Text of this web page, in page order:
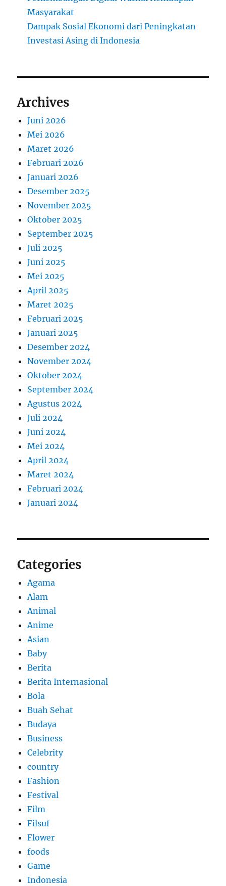
Masyarakat
Dampak Sosial Ekonomi dari Peningkatan
Investasi Asing di Indonesia
Archives
Juni 2026
Mei 2026
Maret 2026
Februari 2026
Januari 2026
Desember 2025
November 2025
Oktober 2025
September 2025
Juli 2025
Juni 2025
Mei 2025
April 2025
Maret 2025
Februari 2025
Januari 2025
Desember 2024
November 2024
Oktober 2024
September 2024
Agustus 2024
Juli 2024
Juni 2024
Mei 2024
April 2024
Maret 2024
Februari 2024
Januari 2024
Categories
Agama
Alam
Animal
Anime
Asian
Baby
Berita
Berita Internasional
Bola
Buah Sehat
Budaya
Business
Celebrity
country
Fashion
Festival
Film
Filsuf
Flower
foods
Game
Indonesia